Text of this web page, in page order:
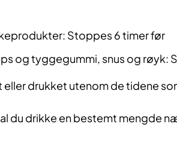
Stoppes 6 timer før
og tyggegummi, snus og røyk:
eller drukket utenom de tidene
du drikke en bestemt mengde